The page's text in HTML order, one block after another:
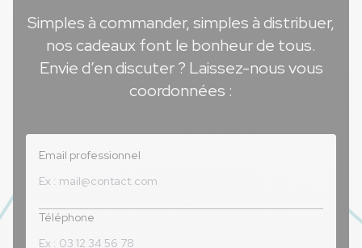
Simples à commander, simples à distribuer,
nos cadeaux font le bonheur de tous.
Envie d’en discuter ? Laissez-nous vous
coordonnées :
Email professionnel
Téléphone